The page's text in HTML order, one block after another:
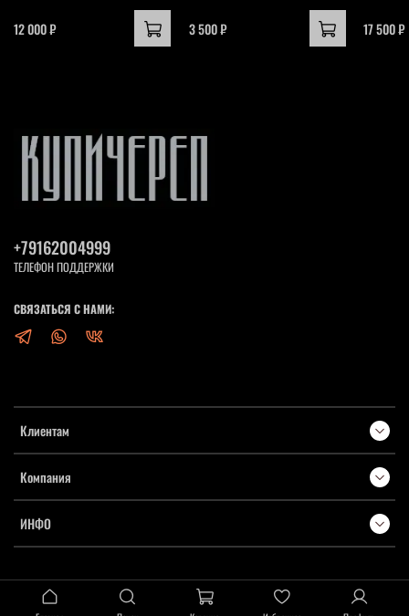
12 000 ₽ 3 500 ₽ 17 500 ₽
Клиентам
Компания
ИНФО
+79162004999
ТЕЛЕФОН ПОДДЕРЖКИ
СВЯЗАТЬСЯ С НАМИ: